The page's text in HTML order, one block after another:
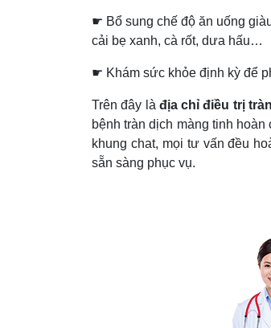
☛ Bổ sung chế độ ăn uống
cải bẹ xanh, cà rốt, dưa hấu…
☛ Khám sức khỏe định kỳ để
Trên đây là địa chỉ điều trị
bệnh tràn dịch màng tinh
khung chat, mọi tư vấn đều
sẵn sàng phục vụ.